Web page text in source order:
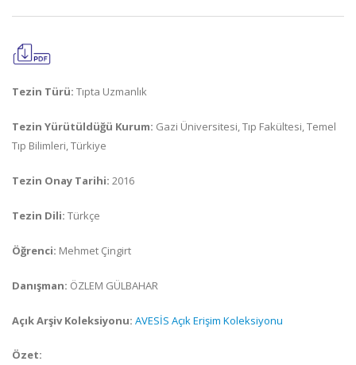
Tezin Türü: Tıpta Uzmanlık
Tezin Yürütüldüğü Kurum: Gazi Üniversitesi, Tıp Fakültesi, Temel
Tıp Bilimleri, Türkiye
Tezin Onay Tarihi: 2016
Tezin Dili: Türkçe
Öğrenci: Mehmet Çingirt
Danışman: ÖZLEM GÜLBAHAR
Açık Arşiv Koleksiyonu: AVESİS Açık Erişim Koleksiyonu
Özet: